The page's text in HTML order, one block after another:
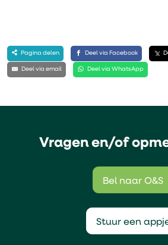
Pagina delen Deel via Facebook
Deel via email Deel via WhatsApp
Vragen en/of
Bel naar O&S
Stuur een